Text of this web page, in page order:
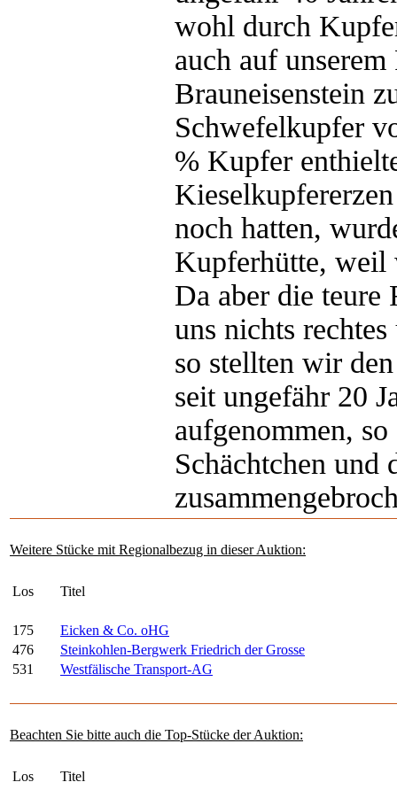
wohl durch
auch auf
Brauneisenstein
Schwefelkupfer
% Kupfer
noch hatten,
Kupferhütte, weil
Da aber die teure
uns nichts
so stellten wir
seit ungefähr 20
aufgenommen, so
Schächtchen und
Weitere Stücke mit Regionalbezug in dieser Auktion:
Los Titel
175
Eicken & Co. oHG
476
Steinkohlen-Bergwerk Friedrich der Grosse
531
Westfälische Transport-AG
Beachten Sie bitte auch die Top-Stücke der Auktion:
Los Titel